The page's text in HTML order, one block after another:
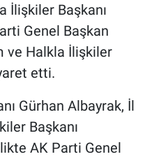
İlişkiler Başkanı
Genel Başkan
ve Halkla İlişkiler
etti.
Gürhan Albayrak, İl
Başkanı
AK Parti Genel